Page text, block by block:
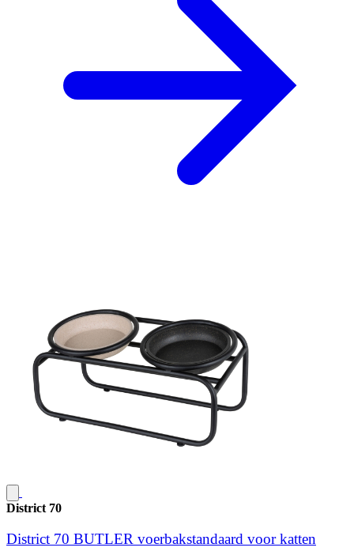
District 70
District 70 BUTLER voerbakstandaard voor katten